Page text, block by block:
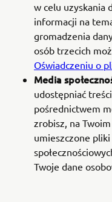
w celu uzyskania
informacji na
gromadzenia
osób trzecich
Oświadczeniu o
Media
udostępniać
pośrednictwem
zrobisz, na
umieszczone
Twoje dane